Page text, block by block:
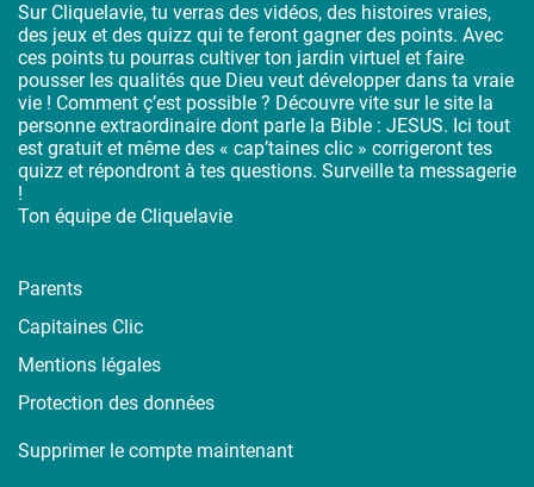
Sur Cliquelavie, tu verras des vidéos, des histoires vraies,
des jeux et des quizz qui te feront gagner des points. Avec
ces points tu pourras cultiver ton jardin virtuel et faire
pousser les qualités que Dieu veut développer dans ta vraie
vie ! Comment ç’est possible ? Découvre vite sur le site la
personne extraordinaire dont parle la Bible : JESUS. Ici tout
est gratuit et même des « cap’taines clic » corrigeront tes
quizz et répondront à tes questions. Surveille ta messagerie
!
Ton équipe de Cliquelavie
Parents
Capitaines Clic
Mentions légales
Protection des données
Supprimer le compte maintenant